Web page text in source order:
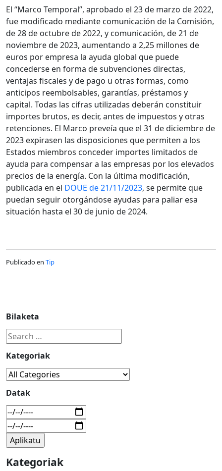
El “Marco Temporal”, aprobado el 23 de marzo de 2022,
fue modificado mediante comunicación de la Comisión,
de 28 de octubre de 2022, y comunicación, de 21 de
noviembre de 2023, aumentando a 2,25 millones de
euros por empresa la ayuda global que puede
concederse en forma de subvenciones directas,
ventajas fiscales y de pago u otras formas, como
anticipos reembolsables, garantías, préstamos y
capital. Todas las cifras utilizadas deberán constituir
importes brutos, es decir, antes de impuestos y otras
retenciones. El Marco preveía que el 31 de diciembre de
2023 expirasen las disposiciones que permiten a los
Estados miembros conceder importes limitados de
ayuda para compensar a las empresas por los elevados
precios de la energía. Con la última modificación,
publicada en el DOUE de 21/11/2023, se permite que
puedan seguir otorgándose ayudas para paliar esa
situación hasta el 30 de junio de 2024.
Publicado en Tip
Bilaketa
Kategoriak
Datak
Kategoriak